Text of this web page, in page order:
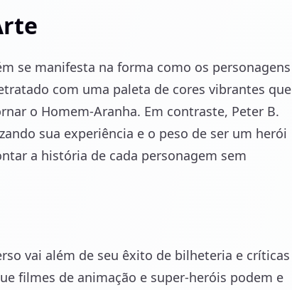
se manifesta na forma como os personagens
com uma paleta de cores vibrantes que
o Homem-Aranha. Em contraste, Peter B.
sua experiência e o peso de ser um herói
a história de cada personagem sem
vai além de seu êxito de bilheteria e críticas
filmes de animação e super-heróis podem e